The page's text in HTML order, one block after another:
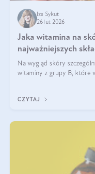
Iza Sykut
26 lut 2026
Jaka witamina na
najważniejszych
Na wygląd skóry
witaminy z grupy B, które
CZYTAJ